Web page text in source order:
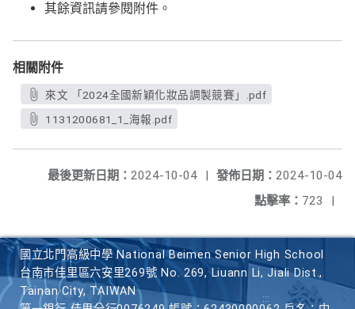
其餘資訊請參閱附件。
相關附件
來文 「2024全國新穎化妝品調製競賽」.pdf
1131200681_1_海報.pdf
發佈日期： 2024-10-04
最後更新日期： 2024-10-04
|
點擊率： 723 |
國立北門高級中學 National Beimen Senior High School
台南市佳里區六安里269號 No. 269, Liuann Li, Jiali Dist.,
Tainan City, TAIWAN